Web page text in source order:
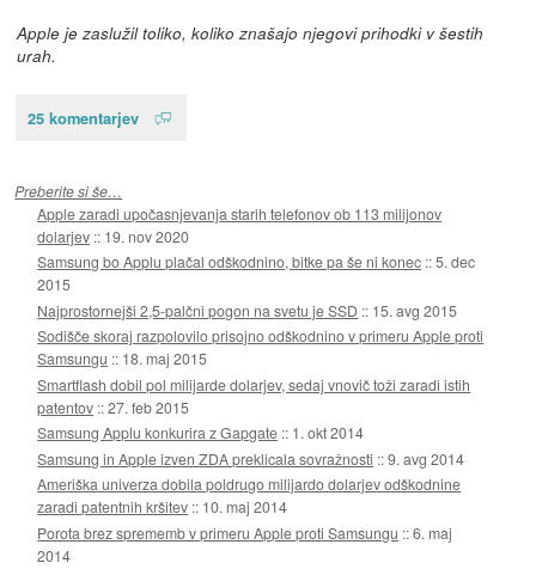
Apple je zaslužil toliko, koliko znašajo njegovi prihodki v šestih
urah.
25 komentarjev
Preberite si še…
Apple zaradi upočasnjevanja starih telefonov ob 113 milijonov
dolarjev :: 19. nov 2020
Samsung bo Applu plačal odškodnino, bitke pa še ni konec ::5. dec
2015
Najprostornejši 2,5-palčni pogon na svetu je SSD :: 15. avg 2015
Sodišče skoraj razpolovilo prisojno odškodnino v primeru Apple proti
Samsungu :: 18. maj 2015
Smartflash dobil pol milijarde dolarjev, sedaj vnovič toži zaradi istih
patentov ::27. feb 2015
Samsung Applu konkurira z Gapgate :: 1. okt 2014
Samsung in Apple izven ZDA preklicala sovražnosti ::9. avg 2014
Ameriška univerza dobila poldrugo milijardo dolarjev odškodnine
zaradi patentnih kršitev :: 10. maj 2014
Porota brez sprememb v primeru Apple proti Samsungu ::6. maj
2014